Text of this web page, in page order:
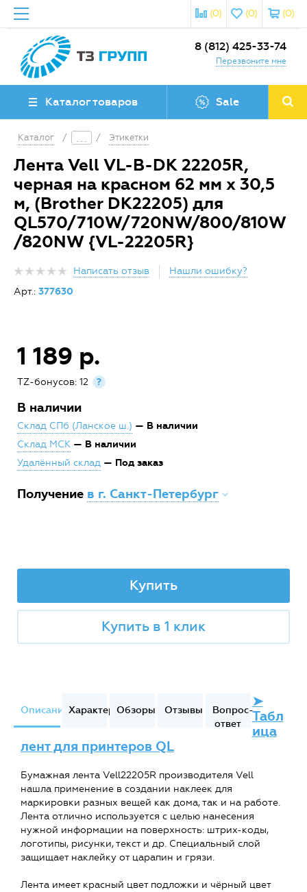
(0)
(0)
(0)
8 (812) 425-33-74
Перезвоните мне
Каталог товаров Sale
Каталог / / Этикетки
Лента Vell VL-B-DK 22205R,
черная на красном 62 мм х 30,5
м, (Brother DK22205) для
QL570/710W/720NW/800/810W
/820NW {VL-22205R}
Написать отзыв
Нашли ошибку?
Арт.: 377630
1 189 р.
TZ-бонусов: 12 ?
В наличии
Склад СПб (Ланское ш.) — В наличии
Склад МСК — В наличии
Удалённый склад — Под заказ
Получение в г. Санкт-Петербург
Купить
Купить в 1 клик
ОписаниеХарактеристики
Обзоры Отзывы
Вопрос-
ответ
➤
Табл
ица
лент для принтеров QL
Бумажная лента Vell22205R производителя Vell
нашла применение в создании наклеек для
маркировки разных вещей как дома, так и на работе.
Лента отлично используется с целью нанесения
нужной информации на поверхность: штрих-коды,
логотипы, рисунки, текст и др. Специальный слой
защищает наклейку от царапин и грязи.
Лента имеет красный цвет подложки и чёрный цвет